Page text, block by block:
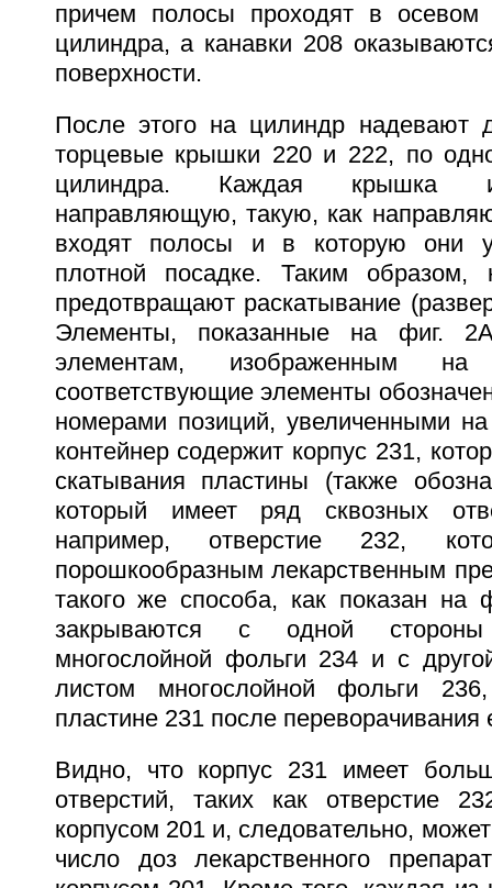
причем полосы проходят в осевом
цилиндра, а канавки 208
поверхности.
После этого на цилиндр надевают
торцевые крышки 220 и 222, по
цилиндра. Каждая крышка
направляющую, такую, как
входят полосы и в которую они
плотной посадке. Таким
предотвращают раскатывание
Элементы, показанные на фиг.
элементам, изображенным
соответствующие элементы
номерами позиций, увеличенными
контейнер содержит корпус 231,
скатывания пластины (также
который имеет ряд сквозных
например, отверстие 232,
порошкообразным лекарственным
такого же способа, как показан на
закрываются с одной
многослойной фольги 234 и с
листом многослойной фольги
пластине 231 после переворачивания
Видно, что корпус 231 имеет
отверстий, таких как отверстие
корпусом 201 и, следовательно,
число доз лекарственного